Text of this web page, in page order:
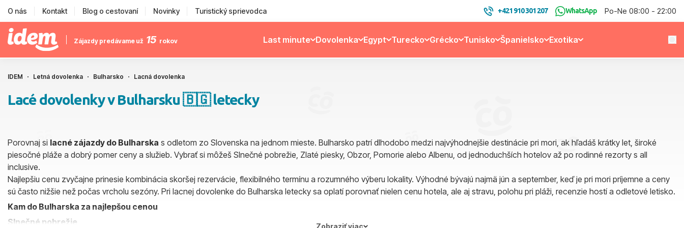
O nás Kontakt Blog o cestovaní Novinky Turistický sprievodca +421 910 301 207 WhatsApp Po-Ne 08:00 - 22:00
Zájazdy predávame už 15 rokov Last minute Dovolenka Egypt Turecko Grécko Tunisko Španielsko Exotika
IDEM Letná dovolenka Bulharsko Lacná dovolenka
Lacé dovolenky v Bulharsku 🇧🇬 letecky
Porovnaj si lacné zájazdy do Bulharska s odletom zo Slovenska na jednom mieste. Bulharsko patrí dlhodobo medzi najvýhodnejšie destinácie pri mori, ak hľadáš krátky let, široké
piesočné pláže a dobrý pomer ceny a služieb. Vybrať si môžeš Slnečné pobrežie, Zlaté piesky, Obzor, Pomorie alebo Albenu, od jednoduchších hotelov až po rodinné rezorty s all
inclusive.
Najlepšiu cenu zvyčajne prinesie kombinácia skoršej rezervácie, flexibilného termínu a rozumného výberu lokality. Výhodné bývajú najmä jún a september, keď je pri mori príjemne a ceny
sú často nižšie než počas vrcholu sezóny. Pri lacnej dovolenke do Bulharska letecky sa oplatí porovnať nielen cenu hotela, ale aj stravu, polohu pri pláži, recenzie hostí a odletové letisko.
Kam do Bulharska za najlepšou cenou
Slnečné pobrežie
Zobraziť viac